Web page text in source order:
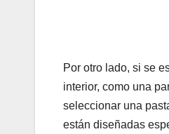
Por otro lado, si se
interior, como una
seleccionar una
están diseñadas